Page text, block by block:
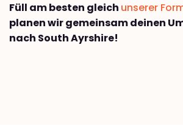
Füll am besten gleich unserer
planen wir gemeinsam deinen
nach South Ayrshire!